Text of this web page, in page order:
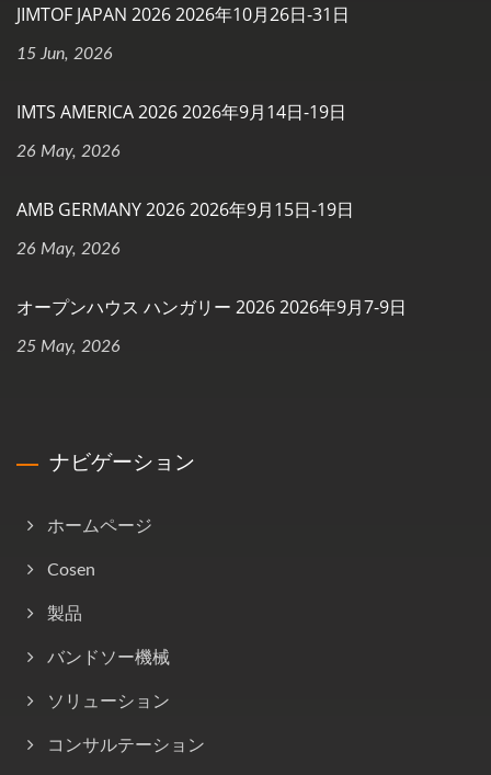
JIMTOF JAPAN 2026 2026年10月26日-31日
15 Jun, 2026
IMTS AMERICA 2026 2026年9月14日-19日
26 May, 2026
AMB GERMANY 2026 2026年9月15日-19日
26 May, 2026
オープンハウス ハンガリー 2026 2026年9月7-9日
25 May, 2026
ナビゲーション
ホームページ
Cosen
製品
バンドソー機械
ソリューション
コンサルテーション